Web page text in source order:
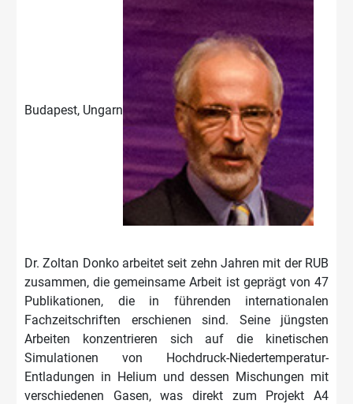
Budapest, Ungarn
Dr. Zoltan Donko arbeitet seit zehn Jahren mit der RUB
zusammen, die gemeinsame Arbeit ist geprägt von 47
Publikationen, die in führenden internationalen
Fachzeitschriften erschienen sind. Seine jüngsten
Arbeiten konzentrieren sich auf die kinetischen
Simulationen von Hochdruck-Niedertemperatur-
Entladungen in Helium und dessen Mischungen mit
verschiedenen Gasen, was direkt zum Projekt A4